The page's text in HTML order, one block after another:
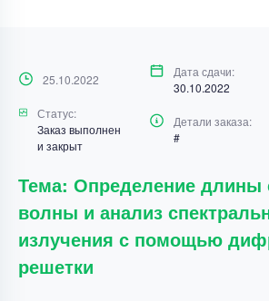
25.10.2022
Дата сдачи:
30.10.2022
Статус:
Заказ выполнен
и закрыт
Детали заказа:
#
Тема: Определение длины
волны и анализ
излучения с помощью
решетки